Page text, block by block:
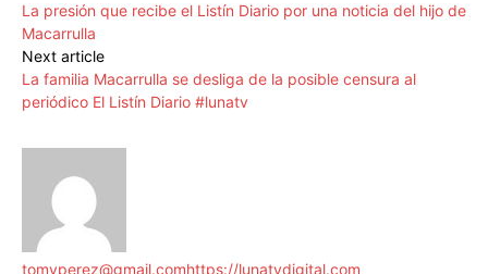
La presión que recibe el Listín Diario por una noticia del hijo de
Macarrulla
Next article
La familia Macarrulla se desliga de la posible censura al
periódico El Listín Diario #lunatv
tomyperez@gmail.comhttps://lunatvdigital.com